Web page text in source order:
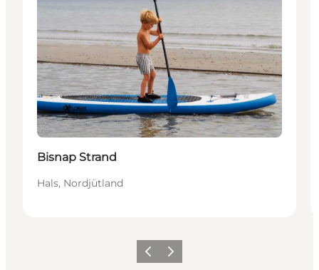
Bisnap Strand
Hals, Nordjütland
ZurückWeiter